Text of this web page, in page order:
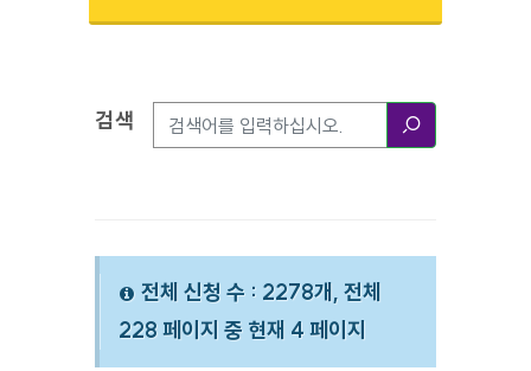
검색옵션
검색
전체 신청 수 : 2278개, 전체
228 페이지 중 현재 4 페이지